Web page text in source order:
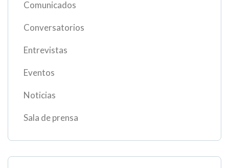
Comunicados
Conversatorios
Entrevistas
Eventos
Noticias
Sala de prensa